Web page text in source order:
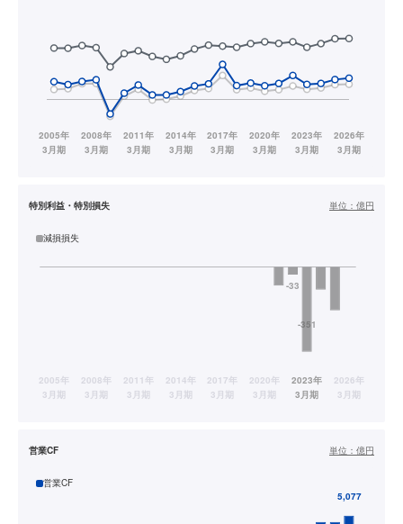
特別利益・特別損失 単位： 億円
減損損失
営業CF 単位： 億円
営業CF